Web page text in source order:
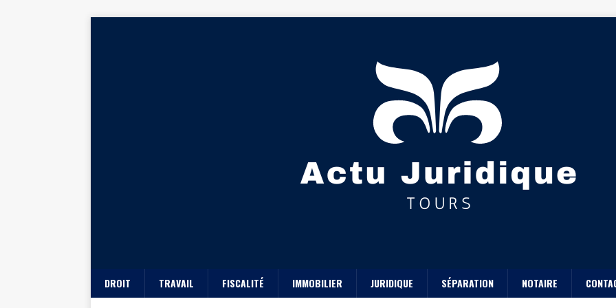
DROIT TRAVAIL FISCALITÉ IMMOBILIER JURIDIQUE SÉPARATION NOTAIRE